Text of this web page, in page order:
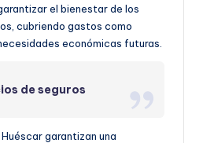
el bienestar de los
cubriendo gastos como
económicas futuras.
de seguros
garantizan una